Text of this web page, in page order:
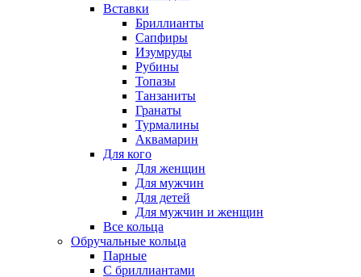
Вставки
Бриллианты
Сапфиры
Изумруды
Рубины
Топазы
Танзаниты
Гранаты
Турмалины
Аквамарин
Для кого
Для женщин
Для мужчин
Для детей
Для мужчин и женщин
Все кольца
Обручальные кольца
Парные
С бриллиантами